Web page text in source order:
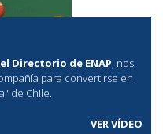
Directorio de ENAP, nos
para convertirse en
de Chile.
VER VÍDEO